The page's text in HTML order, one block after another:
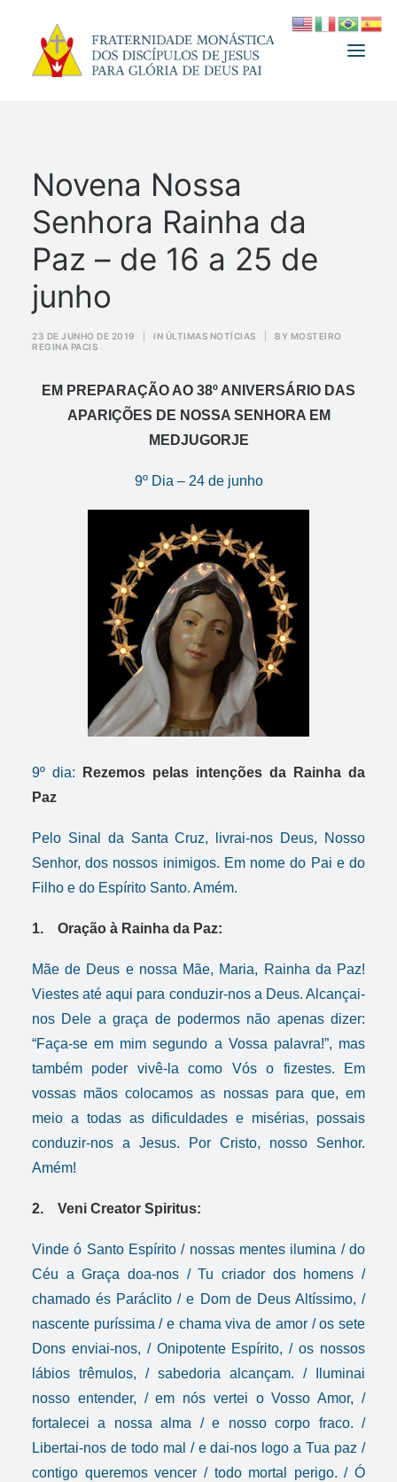
FUNDADOR
MEDJUGORJE
ESPIRITUALIDADE
ATUALIDADES
INFORMATIVO
DOAÇÃO
Novena Nossa
Senhora Rainha da
Paz – de 16 a 25 de
junho
23 DE JUNHO DE 2019 IN ÚLTIMAS NOTÍCIAS BY MOSTEIRO
REGINA PACIS
EM PREPARAÇÃO AO 38º ANIVERSÁRIO DAS
APARIÇÕES DE NOSSA SENHORA EM
MEDJUGORJE
9º Dia – 24 de junho
9º dia:
Rezemos pelas intenções da Rainha da
Paz
Pelo Sinal da Santa Cruz, livrai-nos Deus, Nosso
Senhor, dos nossos inimigos. Em nome do Pai e do
Filho e do Espírito Santo. Amém.
1. Oração à Rainha da Paz:
Mãe de Deus e nossa Mãe, Maria, Rainha da Paz!
Viestes até aqui para conduzir-nos a Deus. Alcançai-
nos Dele a graça de podermos não apenas dizer:
“Faça-se em mim segundo a Vossa palavra!”, mas
também poder vivê-la como Vós o fizestes. Em
vossas mãos colocamos as nossas para que, em
meio a todas as dificuldades e misérias, possais
conduzir-nos a Jesus. Por Cristo, nosso Senhor.
Amém!
2. Veni Creator Spiritus:
Vinde ó Santo Espírito / nossas mentes ilumina / do
Céu a Graça doa-nos / Tu criador dos homens /
chamado és Paráclito / e Dom de Deus Altíssimo, /
nascente puríssima / e chama viva de amor / os sete
Dons enviai-nos, / Onipotente Espírito, / os nossos
lábios trêmulos, / sabedoria alcançam. / Iluminai
nosso entender, / em nós vertei o Vosso Amor, /
fortalecei a nossa alma / e nosso corpo fraco. /
Libertai-nos de todo mal / e dai-nos logo a Tua paz /
contigo queremos vencer / todo mortal perigo. / Ó